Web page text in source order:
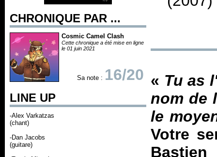
CHRONIQUE PAR ...
Cosmic Camel Clash
Cette chronique a été mise en ligne
le 01 juin 2021
Sa note : 16/20
LINE UP
-Alex Varkatzas
(chant)
-Dan Jacobs
(guitare)
« Tu as
nom de
le
Votre